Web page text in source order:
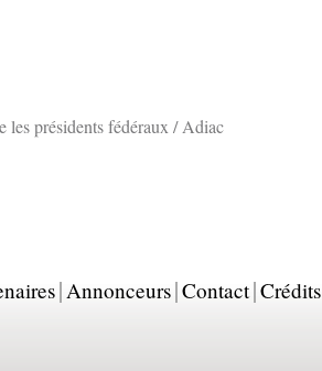
présidents fédéraux / Adiac
Annonceurs Contact Crédits